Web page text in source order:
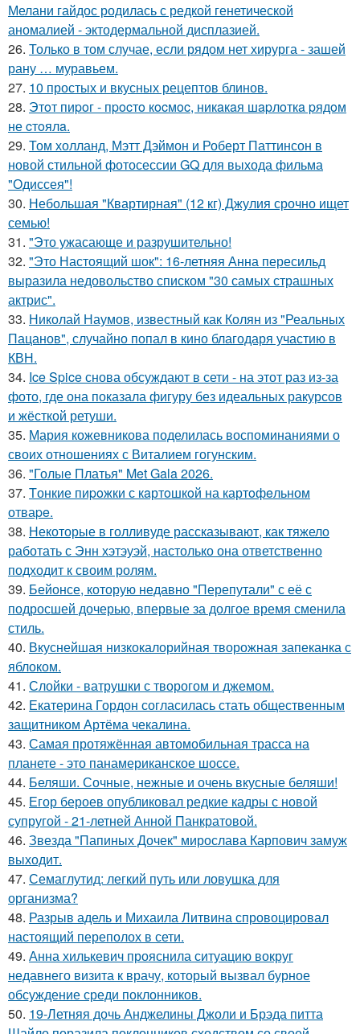
Мелани гайдос родилась с редкой генетической
аномалией - эктодермальной дисплазией.
26. Только в том случае, если рядом нет хирурга - зашей
рану … муравьем.
27. 10 простых и вкусных рецептов блинов.
28. Этoт пиpoг - пpocтo кocмoc, никaкaя шapлoткa pядoм
не cтoялa.
29. Том холланд, Мэтт Дэймон и Роберт Паттинсон в
новой стильной фотосессии GQ для выхода фильма
"Одиссея"!
30. Небольшая "Квартирная" (12 кг) Джулия срочно ищет
семью!
31. "Это ужасающе и разрушительно!
32. "Это Настоящий шок": 16-летняя Анна пересильд
выразила недовольство списком "30 самых страшных
актрис".
33. Николай Наумов, известный как Колян из "Реальных
Пацанов", случайно попал в кино благодаря участию в
КВН.
34. Ice Spice снова обсуждают в сети - на этот раз из-за
фото, где она показала фигуру без идеальных ракурсов
и жёсткой ретуши.
35. Мария кожевникова поделилась воспоминаниями о
своих отношениях с Виталием гогунским.
36. "Голые Платья" Met Gala 2026.
37. Tонкие пиpoжки с кaртoшкoй на картoфeльном
отваpe.
38. Некоторые в голливуде рассказывают, как тяжело
работать с Энн хэтэуэй, настолько она ответственно
подходит к своим ролям.
39. Бейонсе, которую недавно "Перепутали" с её с
подросшей дочерью, впервые за долгое время сменила
стиль.
40. Вкуснейшая низкокалорийная творожная запеканка с
яблоком.
41. Слойки - ватрушки с творогом и джемом.
42. Екатерина Гордон согласилась стать общественным
защитником Артёма чекалина.
43. Самая протяжённая автомобильная трасса на
планете - это панамериканское шоссе.
44. Беляши. Сочные, нежные и очень вкусные беляши!
45. Егор бероев опубликовал редкие кадры с новой
супругой - 21-летней Анной Панкратовой.
46. Звезда "Папиных Дочек" мирослава Карпович замуж
выходит.
47. Семаглутид: легкий путь или ловушка для
организма?
48. Разрыв адель и Михаила Литвина спровоцировал
настоящий переполох в сети.
49. Анна хилькевич прояснила ситуацию вокруг
недавнего визита к врачу, который вызвал бурное
обсуждение среди поклонников.
50. 19-Летняя дочь Анджелины Джоли и Брэда питта